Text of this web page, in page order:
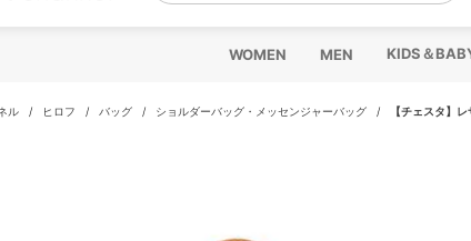
WOMEN MEN KIDS＆
ル / ヒロフ / バッグ / ショルダーバッグ・メッセンジャーバッグ / 【チェスタ】